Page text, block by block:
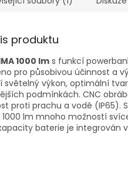
produktu
1000 lm s funkcí
pro působivou účinnost a
světelný výkon, optimální
podmínkách. CNC
proti prachu a vodě (IP65).
1000 lm mnoho možností
baterie je integrován